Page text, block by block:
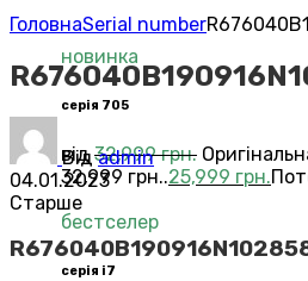
новинка
серія 705
від32,999грн.
32,999 грн..25,999 грн.
бестселер
серія i7
ГоловнаSerial number
Відadmin
04.01.2023
Старше